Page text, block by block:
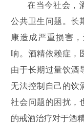
在当今社会，
公共卫生问题。长
康造成严重损害
响。酒精依赖症，
由于长期过量饮酒
无法控制自己的饮
社会问题的困扰，
的戒酒治疗对于酒